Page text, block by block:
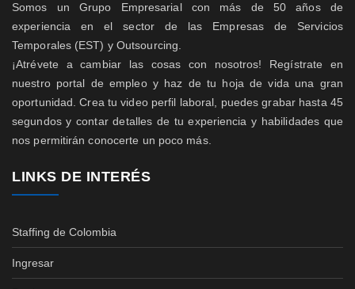
Somos un Grupo Empresarial con más de 50 años de
experiencia en el sector de las Empresas de Servicios
Temporales (EST) y Outsourcing.
¡Atrévete a cambiar las cosas con nosotros! Regístrate en
nuestro portal de empleo y haz de tu hoja de vida una gran
oportunidad. Crea tu video perfil laboral, puedes grabar hasta 45
segundos y contar detalles de tu experiencia y habilidades que
nos permitirán conocerte un poco más.
LINKS DE INTERÉS
Staffing de Colombia
Ingresar